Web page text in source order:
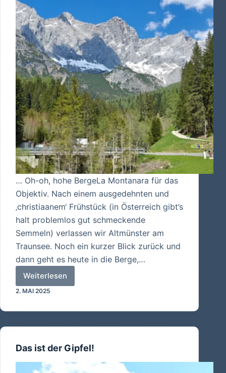
… Oh-oh, hohe BergeLa Montanara für das
Objektiv. Nach einem ausgedehnten und
‚christiaanem‘ Frühstück (in Österreich gibt’s
halt problemlos gut schmeckende
Semmeln) verlassen wir Altmünster am
Traunsee. Noch ein kurzer Blick zurück und
dann geht es heute in die Berge,…
Weiterlesen
Einmal
um
–
…
2. MAI 2025
Das ist der Gipfel!